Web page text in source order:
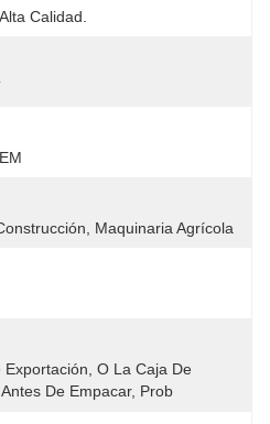
Calidad.
Maquinaria Agrícola
O La Caja De
De Empacar, Prob